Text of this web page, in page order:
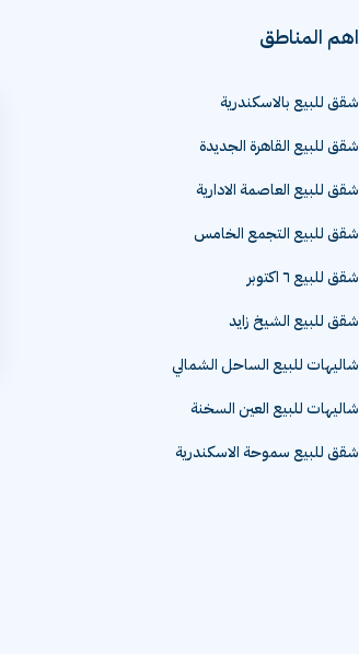
اهم المناطق
شقق للبيع بالاسكندرية
شقق للبيع القاهرة الجديدة
شقق للبيع العاصمة الادارية
شقق للبيع التجمع الخامس
شقق للبيع ٦ اكتوبر
شقق للبيع الشيخ زايد
شاليهات للبيع الساحل الشمالي
شاليهات للبيع العين السخنة
شقق للبيع سموحة الاسكندرية